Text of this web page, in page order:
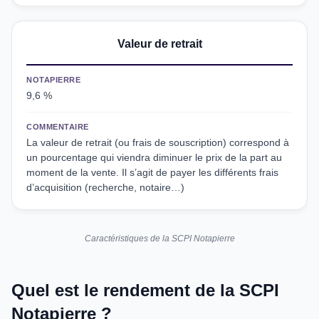
Valeur de retrait
NOTAPIERRE
9,6 %
COMMENTAIRE
La valeur de retrait (ou frais de souscription) correspond à
un pourcentage qui viendra diminuer le prix de la part au
moment de la vente. Il s’agit de payer les différents frais
d’acquisition (recherche, notaire…)
Caractéristiques de la SCPI Notapierre
Quel est le rendement de la SCPI
Notapierre ?